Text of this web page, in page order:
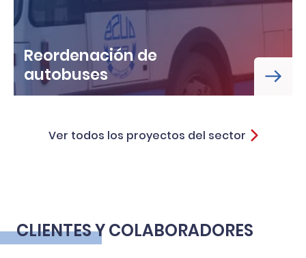
Ver todos los proyectos del sector
Reordenación de
autobuses
CLIENTES Y COLABORADORES